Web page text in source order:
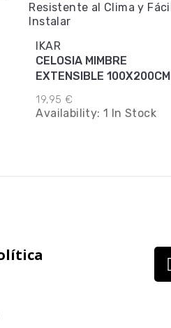
IKAR
CELOSIA MIMBRE
EXTENSIBLE 100X200CM
19,95 €
Availability: 1 In Stock